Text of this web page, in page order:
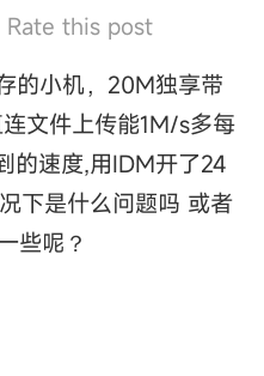
Rate this post
的小机，20M独享带
文件上传能1M/s多每
的速度,用IDM开了24
下是什么问题吗 或者
些呢？